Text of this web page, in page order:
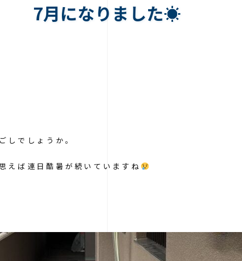
7月になりました☀
しでしょうか。
えば連日酷暑が続いていますね